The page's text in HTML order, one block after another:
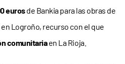
eurosde Bankia para las obras de
Logroño, recurso con el que
comunitariaen La Rioja.